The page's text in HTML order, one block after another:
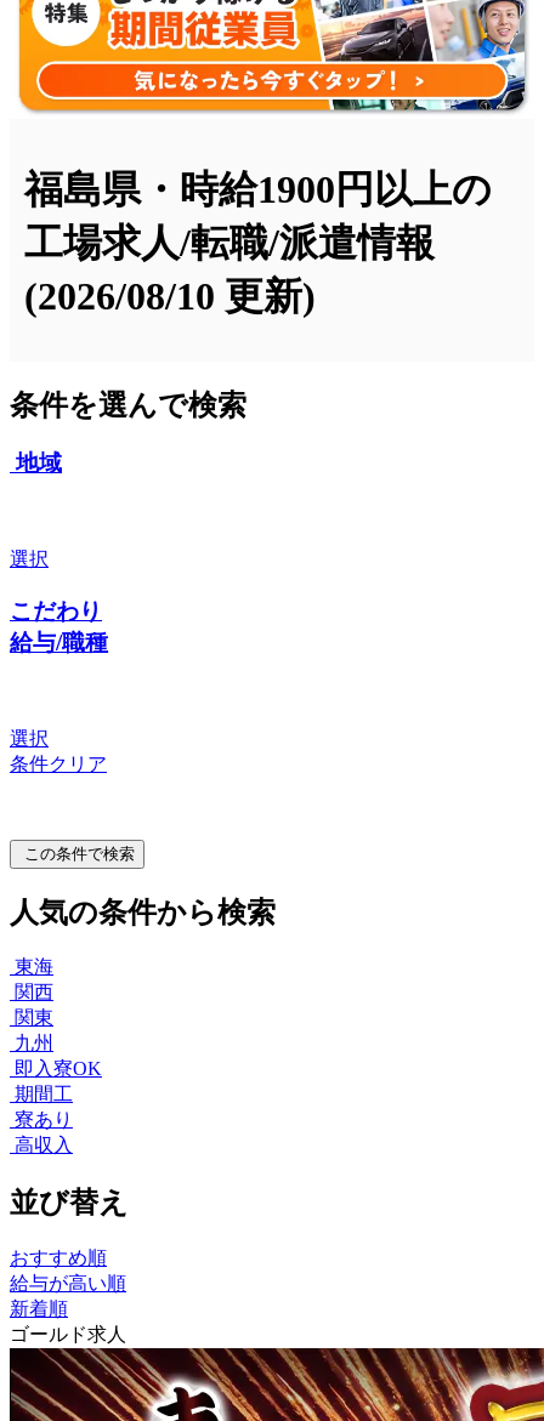
福島県・時給1900円以上の
工場求人/転職/派遣情報
(2026/08/10 更新)
条件を選んで検索
地域
選択
こだわり
給与/職種
選択
条件クリア
この条件で検索
人気の条件から検索
東海
関西
関東
九州
即入寮OK
期間工
寮あり
高収入
並び替え
おすすめ順
給与が高い順
新着順
ゴールド求人